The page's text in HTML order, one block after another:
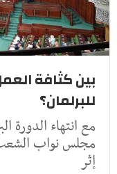
بين كثافة
للبرلمان؟
مع انتهاء الدورة
مجلس نواب
إثر